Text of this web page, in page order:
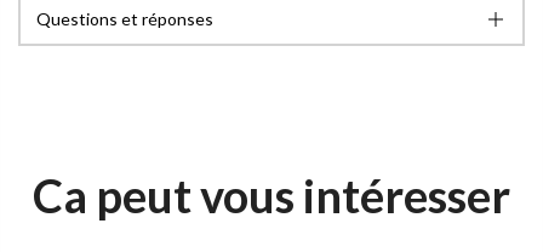
Questions et réponses
Ca peut vous intéresser